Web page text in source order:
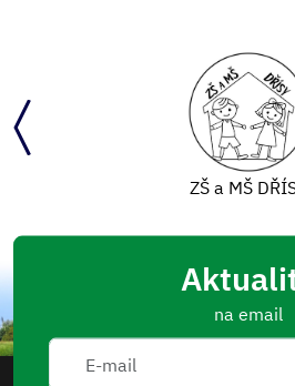
ZŠ a MŠ
na email